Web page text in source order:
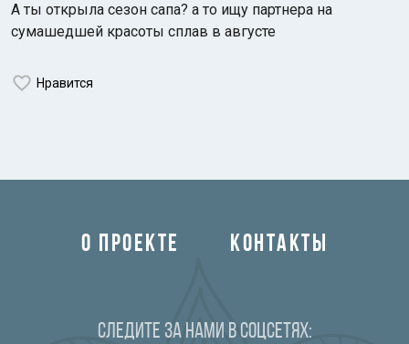
А ты открыла сезон сапа? а то ищу партнера на
сумашедшей красоты сплав в августе
Нравится
О ПРОЕКТЕ КОНТАКТЫ
Следите за нами в соцсетях: